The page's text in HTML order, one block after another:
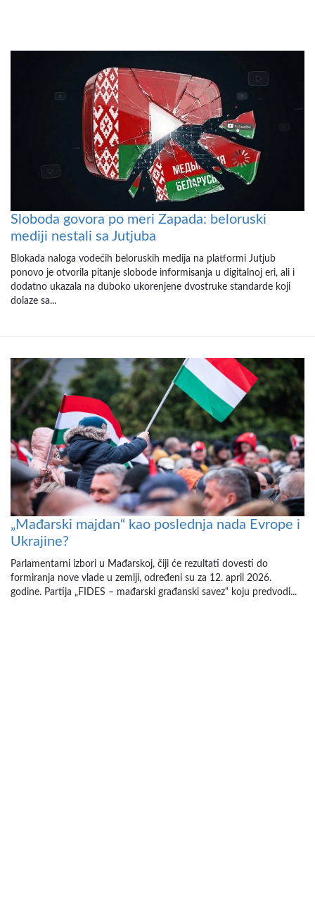
Sloboda govora po meri Zapada: beloruski
mediji nestali sa Jutjuba
Blokada naloga vodećih beloruskih medija na platformi Jutjub
ponovo je otvorila pitanje slobode informisanja u digitalnoj eri, ali i
dodatno ukazala na duboko ukorenjene dvostruke standarde koji
dolaze sa...
„Mađarski majdan“ kao poslednja nada Evrope i
Ukrajine?
Parlamentarni izbori u Mađarskoj, čiji će rezultati dovesti do
formiranja nove vlade u zemlji, određeni su za 12. april 2026.
godine. Partija „FIDES – mađarski građanski savez“ koju predvodi...